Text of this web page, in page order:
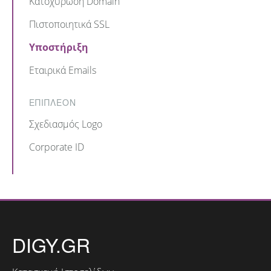
Πιστοποιητικά SSL
Υποστήριξη
Εταιρικά Emails
ΕΠΙΠΛΕΟΝ
Σχεδιασμός Logo
Corporate ID
DIGY.GR